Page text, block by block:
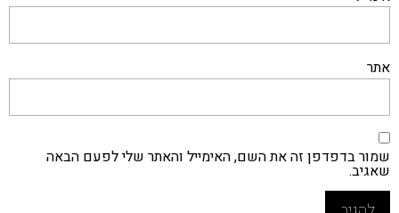
אתר
שמור בדפדפן זה את השם, האימייל והאתר שלי לפעם הבאה
שאגיב.